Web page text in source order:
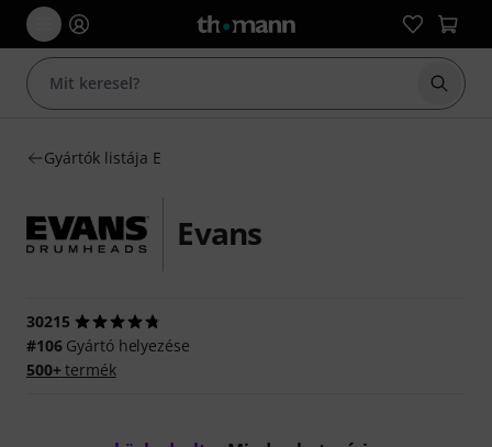
Gyártók listája E
Evans
30215
#106Gyártó helyezése
500+termék